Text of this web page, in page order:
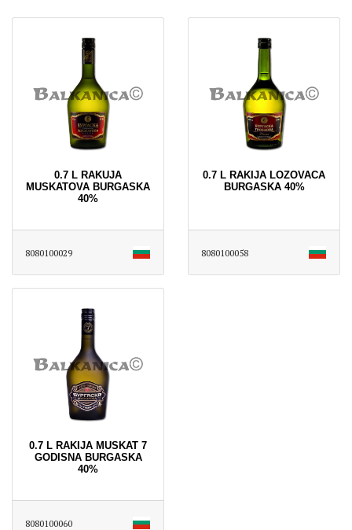
0.7 L RAKUJA
MUSKATOVA BURGASKA
40%
8080100029
0.7 L RAKIJA LOZOVACA
BURGASKA 40%
8080100058
0.7 L RAKIJA MUSKAT 7
GODISNA BURGASKA
40%
8080100060